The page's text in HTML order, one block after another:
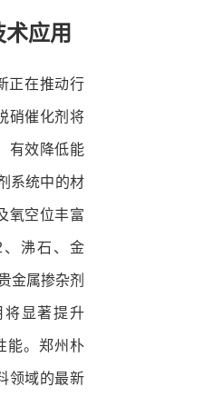
应用
正在推动行
硝催化剂将
有效降低能
系统中的材
氧空位丰富
、沸石、金
金属掺杂剂
将显著提升
能。郑州朴
领域的最新